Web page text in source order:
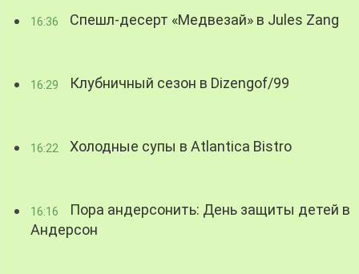
16:36 Спешл-десерт «Медвезай» в Jules Zang
16:29 Клубничный сезон в Dizengof/99
16:22 Холодные супы в Atlantica Bistro
16:16
Пора андерсонить: День защиты детей в
Андерсон